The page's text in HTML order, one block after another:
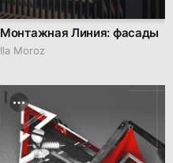
Монтажная Линия: фасады
Ila Moroz